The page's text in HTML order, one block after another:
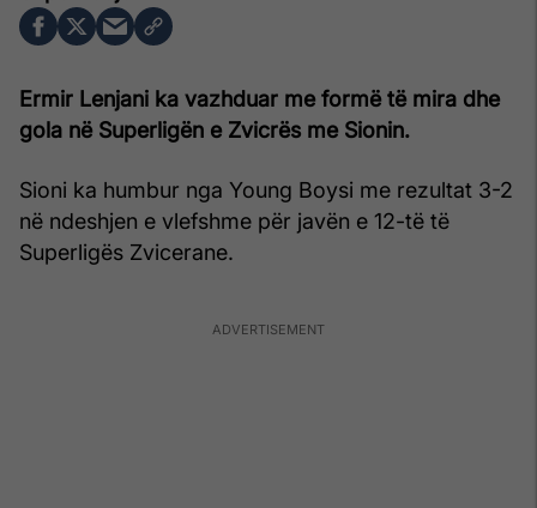
Ermir Lenjani ka vazhduar me formë të mira dhe
gola në Superligën e Zvicrës me Sionin.
Sioni ka humbur nga Young Boysi me rezultat 3-2
në ndeshjen e vlefshme për javën e 12-të të
Superligës Zvicerane.